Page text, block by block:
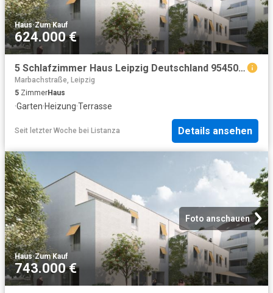
Haus·Zum Kauf
624.000 €
5 Schlafzimmer Haus Leipzig Deutschland 95450958
Marbachstraße, Leipzig
5 ZimmerHaus
·Garten·Heizung·Terrasse
Seit letzter Woche bei Listanza Details ansehen
Foto anschauen
Haus·Zum Kauf
743.000 €